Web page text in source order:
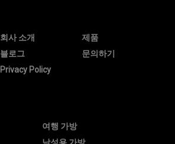
회사 소개
제품
블로그
문의하기
Privacy Policy
여행 가방